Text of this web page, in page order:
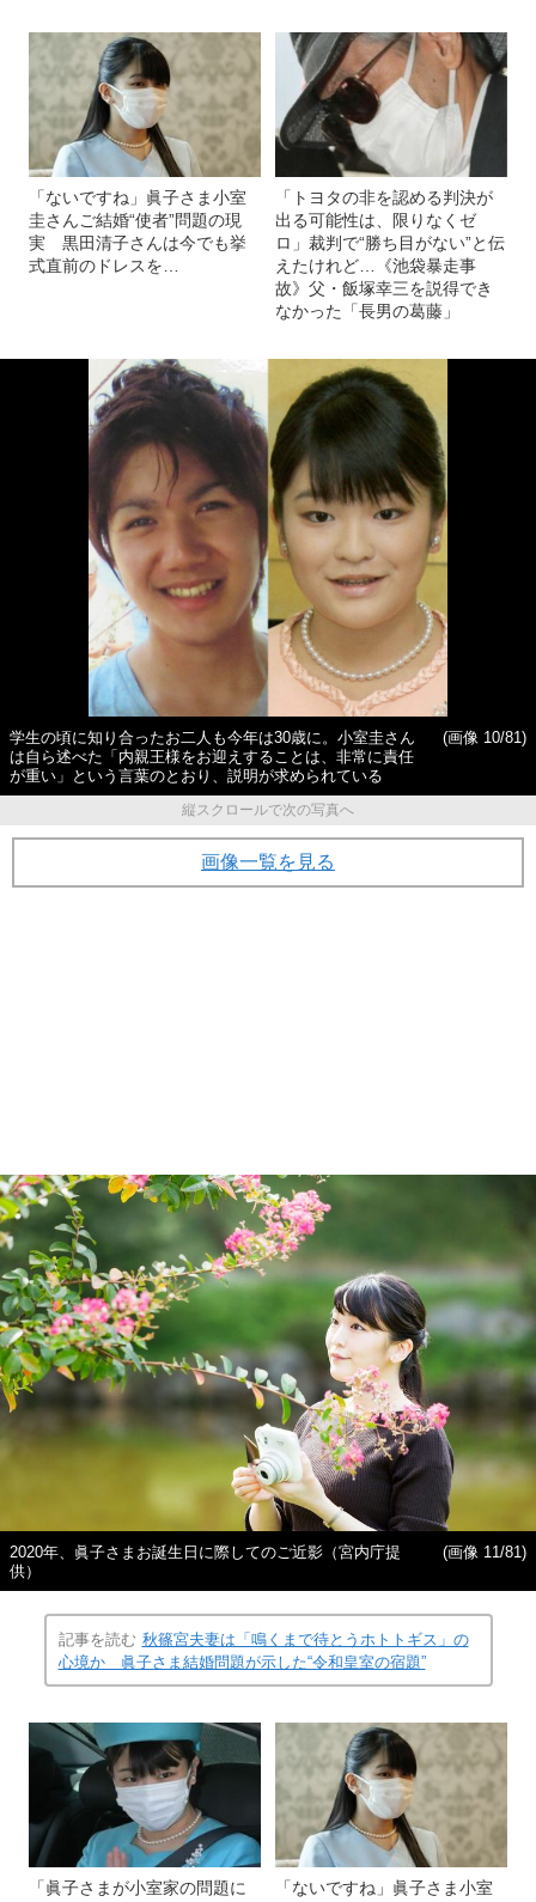
「ないですね」眞子さま小室
圭さんご結婚“使者”問題の現
実 黒田清子さんは今でも挙
式直前のドレスを…
「トヨタの非を認める判決が
出る可能性は、限りなくゼ
ロ」裁判で“勝ち目がない”と伝
えたけれど…《池袋暴走事
故》父・飯塚幸三を説得でき
なかった「長男の葛藤」
学生の頃に知り合ったお二人も今年は30歳に。小室圭さん
は自ら述べた「内親王様をお迎えすることは、非常に責任
が重い」という言葉のとおり、説明が求められている
(画像 10/81)
縦スクロールで次の写真へ
画像一覧を見る
2020年、眞子さまお誕生日に際してのご近影（宮内庁提
供）
(画像 11/81)
記事を読む 秋篠宮夫妻は「鳴くまで待とうホトトギス」の
心境か 眞子さま結婚問題が示した“令和皇室の宿題”
「眞子さまが小室家の問題に
「ないですね」眞子さま小室